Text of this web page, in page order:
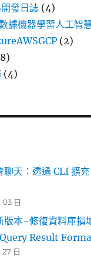
發日誌 (4)
據機器學習人工智
(2)
(4)
聊天：透過 CLI 擴
日
本~修復資料庫損
Result
日